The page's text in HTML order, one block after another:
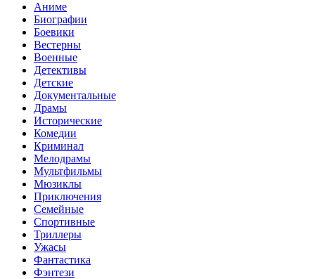
Аниме
Биографии
Боевики
Вестерны
Военные
Детективы
Детские
Документальные
Драмы
Исторические
Комедии
Криминал
Мелодрамы
Мультфильмы
Мюзиклы
Приключения
Семейные
Спортивные
Триллеры
Ужасы
Фантастика
Фэнтези